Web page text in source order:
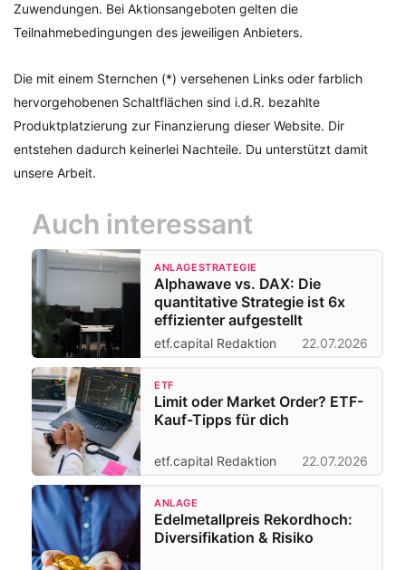
Zuwendungen. Bei Aktionsangeboten gelten die
Teilnahmebedingungen des jeweiligen Anbieters.
Die mit einem Sternchen (*) versehenen Links oder farblich
hervorgehobenen Schaltflächen sind i.d.R. bezahlte
Produktplatzierung zur Finanzierung dieser Website. Dir
entstehen dadurch keinerlei Nachteile. Du unterstützt damit
unsere Arbeit.
Auch interessant
ANLAGESTRATEGIE
Alphawave vs. DAX: Die
quantitative Strategie ist 6x
effizienter aufgestellt
etf.capital Redaktion 22.07.2026
ETF
Limit oder Market Order? ETF-
Kauf-Tipps für dich
etf.capital Redaktion 22.07.2026
ANLAGE
Edelmetallpreis Rekordhoch:
Diversifikation & Risiko